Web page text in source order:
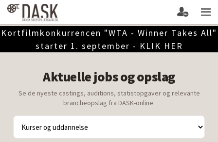
Kortfilmkonkurrencen "WTA - Winner Takes All"
starter 1. september - KLIK HER
Aktuelle jobs og opslag
Se de nyeste castings, auditions, statistopgaver og relevante
brancheopslag fra DASK-online.